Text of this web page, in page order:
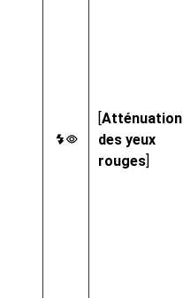
J
[Atténuation
des yeux
rouges]